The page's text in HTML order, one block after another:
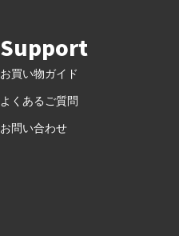
Support
お買い物ガイド
よくあるご質問
お問い合わせ